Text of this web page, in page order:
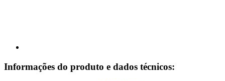
Informações do produto e dados técnicos: